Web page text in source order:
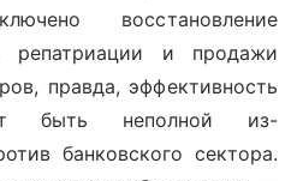
восстановление
репатриации и продажи
правда, эффективность
быть неполной из-
банковского сектора.